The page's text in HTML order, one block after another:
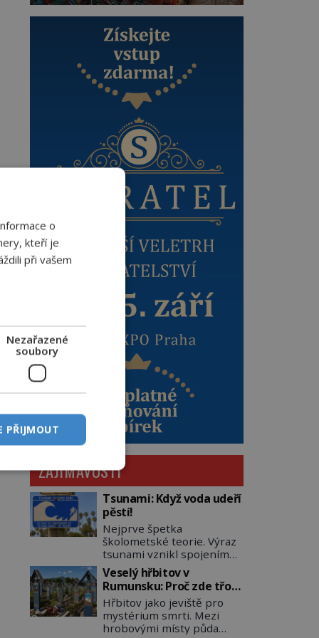
ZAJÍMAVOSTI
Tsunami: Když voda udeří
pěstí!
Nejprve špetka
školometské teorie. Výraz
tsunami vznikl spojením
japonských slov tsu
(přístav) a nami (vlna).
Jedná se o dlouhou vlnu,
která je na volném moři
takřka nepostřehnutelná.
Ačkoli je vlnová délka
Veselý hřbitov v
Rumunsku: Proč zde třou
pohřební plačky bídu s
nouzí?
Hřbitov jako jeviště pro
mystérium smrti. Mezi
hrobovými místy půda
o
kteří je
při vašem
Nezařazené
soubory
PŘIJMOUT